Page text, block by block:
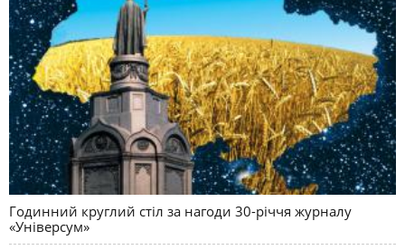
Годинний круглий стіл за нагоди 30-річчя журналу
«Універсум»